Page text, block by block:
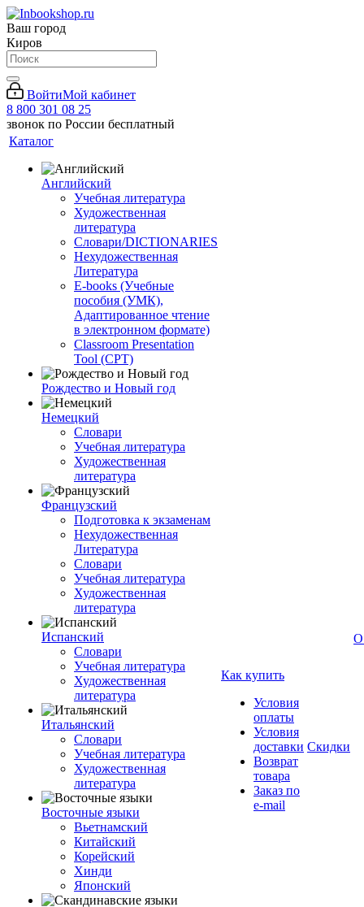
Ваш город
Киров
ВойтиМой кабинет
8 800 301 08 25
звонок по России бесплатный
Каталог
Английский
Учебная литература
Художественная
литература
Словари/DICTIONARIES
Нехудожественная
Литература
E-books (Учебные
пособия (УМК),
Адаптированное чтение
в электронном формате)
Classroom Presentation
Tool (CPT)
Рождество и Новый год
Немецкий
Словари
Учебная литература
Художественная
литература
Французский
Подготовка к экзаменам
Нехудожественная
Литература
Словари
Учебная литература
Художественная
литература
Испанский
Словари
Учебная литература
Художественная
литература
Итальянский
Словари
Учебная литература
Художественная
литература
Восточные языки
Вьетнамский
Китайский
Корейский
Хинди
Японский
Как купить
Условия
оплаты
Условия
доставки
Возврат
товара
Заказ по
e-mail
Скидки
О